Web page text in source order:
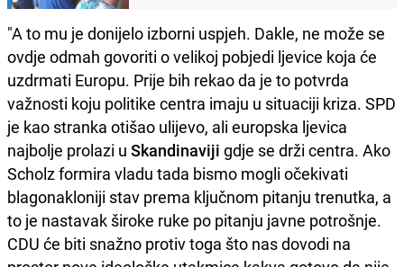
"A to mu je donijelo izborni uspjeh. Dakle, ne može se
ovdje odmah govoriti o velikoj pobjedi ljevice koja će
uzdrmati Europu. Prije bih rekao da je to potvrda
važnosti koju politike centra imaju u situaciji kriza. SPD
je kao stranka otišao ulijevo, ali europska ljevica
najbolje prolazi u Skandinaviji gdje se drži centra. Ako
Scholz formira vladu tada bismo mogli očekivati
blagonakloniji stav prema ključnom pitanju trenutka, a
to je nastavak široke ruke po pitanju javne potrošnje.
CDU će biti snažno protiv toga što nas dovodi na